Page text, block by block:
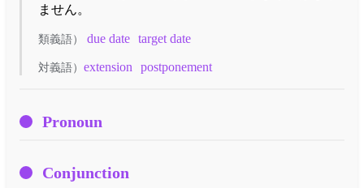
ません。
類義語） due date target date
対義語） extension postponement
Pronoun
Conjunction